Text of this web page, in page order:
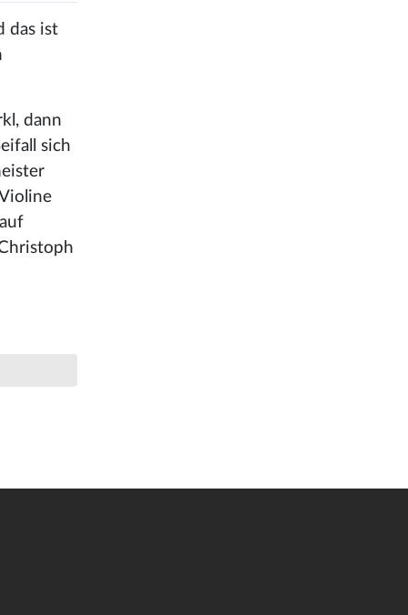
das ist
dann
sich